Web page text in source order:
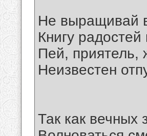
Не выращивай
Книгу
Пей, приятель,
Неизвестен
Так как вечных